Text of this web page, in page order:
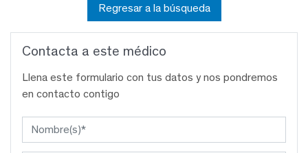
Regresar a la búsqueda
Contacta a este médico
Llena este formulario con tus datos y nos pondremos
en contacto contigo